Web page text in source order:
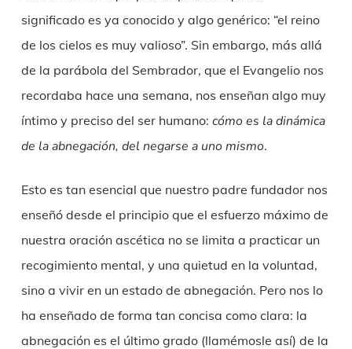
significado es ya conocido y algo genérico: “el reino
de los cielos es muy valioso”. Sin embargo, más allá
de la parábola del Sembrador, que el Evangelio nos
recordaba hace una semana, nos enseñan algo muy
íntimo y preciso del ser humano: cómo es la dinámica
de la abnegación, del negarse a uno mismo.
Esto es tan esencial que nuestro padre fundador nos
enseñó desde el principio que el esfuerzo máximo de
nuestra oración ascética no se limita a practicar un
recogimiento mental, y una quietud en la voluntad,
sino a vivir en un estado de abnegación. Pero nos lo
ha enseñado de forma tan concisa como clara: la
abnegación es el último grado (llamémosle así) de la